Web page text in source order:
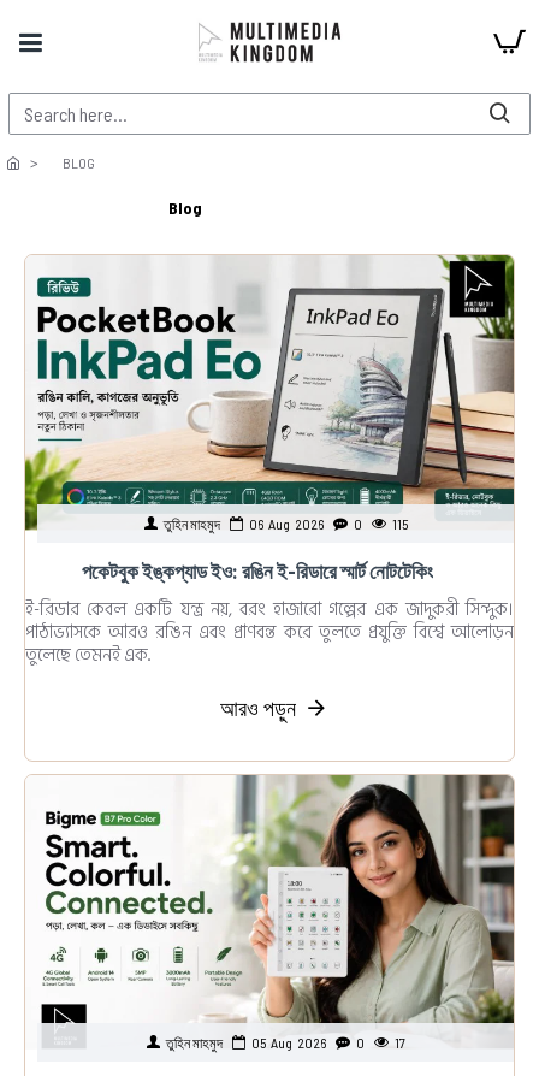
BLOG
Blog
তুহিন মাহমুদ 06 Aug 2026 0 115
পকেটবুক ইঙ্কপ্যাড ইও: রঙিন ই-রিডারে স্মার্ট নোটটেকিং
ই-রিডার কেবল একটি যন্ত্র নয়, বরং হাজারো গল্পের এক জাদুকরী সিন্দুক।
পাঠাভ্যাসকে আরও রঙিন এবং প্রাণবন্ত করে তুলতে প্রযুক্তি বিশ্বে আলোড়ন
তুলেছে তেমনই এক..
আরও পড়ুন
তুহিন মাহমুদ 05 Aug 2026 0 17